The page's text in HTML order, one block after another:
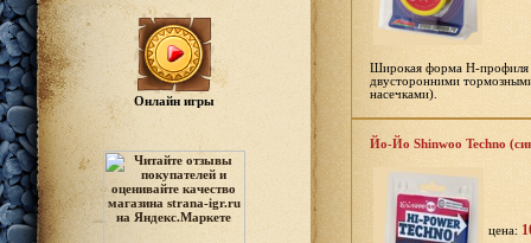
Онлайн игры
Широкая форма H-профиля
двусторонними
насечками).
Йо-Йо Shinwoo Techno
цена: